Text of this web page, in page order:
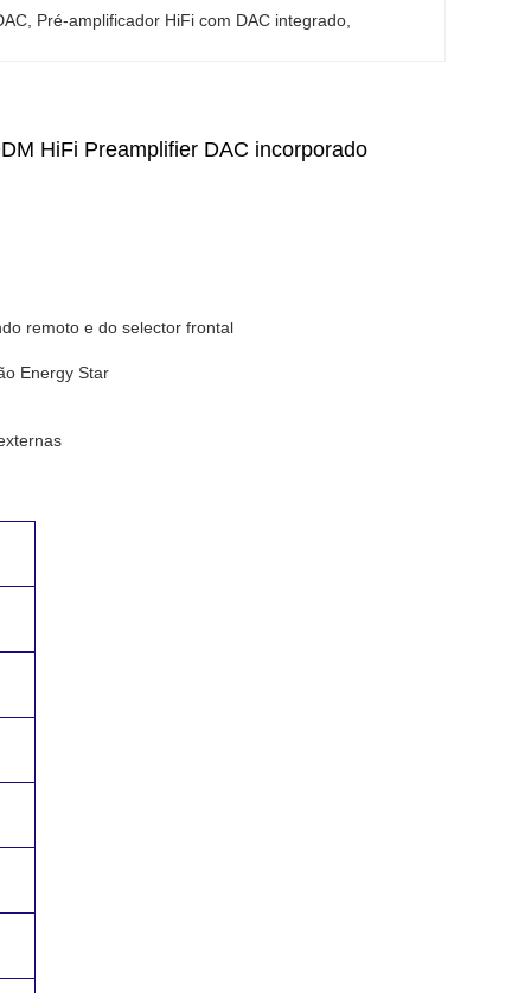
Pré-amplificador HiFi com DAC integrado
HiFi Preamplifier DAC incorporado
remoto e do selector frontal
Energy Star